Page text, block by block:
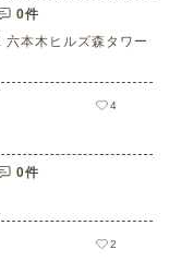
0件
本木ヒルズ森タワー
4
0件
2